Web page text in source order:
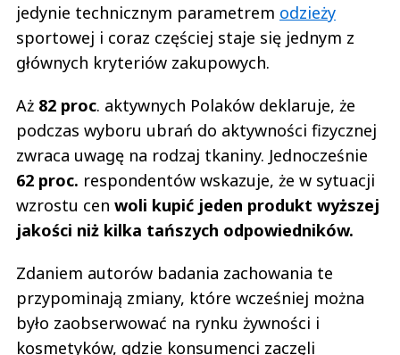
jedynie technicznym parametrem odzieży
sportowej i coraz częściej staje się jednym z
głównych kryteriów zakupowych.
Aż 82 proc. aktywnych Polaków deklaruje, że
podczas wyboru ubrań do aktywności fizycznej
zwraca uwagę na rodzaj tkaniny. Jednocześnie
62 proc. respondentów wskazuje, że w sytuacji
wzrostu cen woli kupić jeden produkt wyższej
jakości niż kilka tańszych odpowiedników.
Zdaniem autorów badania zachowania te
przypominają zmiany, które wcześniej można
było zaobserwować na rynku żywności i
kosmetyków, gdzie konsumenci zaczęli